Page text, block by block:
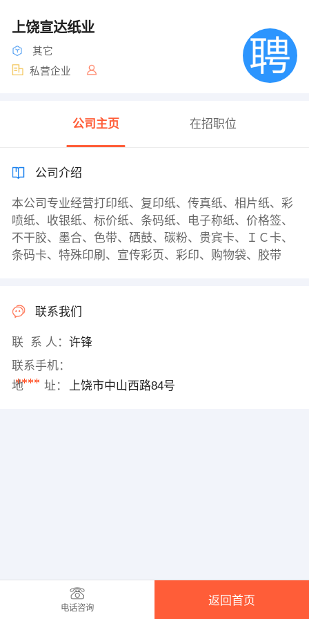
上饶宣达纸业
其它
私营企业
公司主页 在招职位
公司介绍
本公司专业经营打印纸、复印纸、传真纸、相片纸、彩
喷纸、收银纸、标价纸、条码纸、电子称纸、价格签、
不干胶、墨合、色带、硒鼓、碳粉、贵宾卡、ＩＣ卡、
条码卡、特殊印刷、宣传彩页、彩印、购物袋、胶带
联系我们
联 系 人： 许锋
联系手机：
****
地 址： 上饶市中山西路84号
电话咨询
返回首页